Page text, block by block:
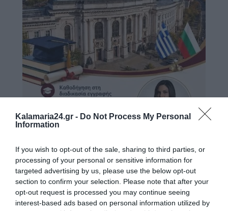
Kalamaria24.gr - Do Not Process My Personal
Information
If you wish to opt-out of the sale, sharing to third parties, or
processing of your personal or sensitive information for
targeted advertising by us, please use the below opt-out
section to confirm your selection. Please note that after your
opt-out request is processed you may continue seeing
interest-based ads based on personal information utilized by